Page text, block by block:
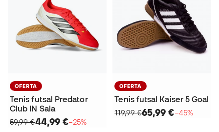
OFERTA
Tenis futsal Predator
Club IN Sala
59,99 €44,99 €−25%
OFERTA
Tenis futsal Kaiser 5 Goal
119,99 €65,99 €−45%